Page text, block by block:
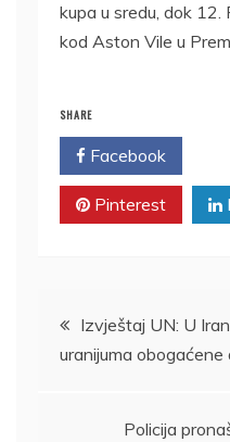
kupa u sredu, dok 12.
kod Aston Vile u
SHARE
Facebook
Pinterest
Kretanje
članka
Izvještaj UN: U
uranijuma obogaćene
Policija